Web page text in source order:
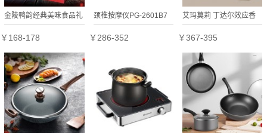
金陵鸭韵经典美味食品礼
盒
￥168-178
颈椎按摩仪PG-2601B7
颈部按摩器肩颈热敷按摩
￥286-352
艾玛莫莉 丁达尔效应香
薰融蜡灯（配蜡烛）
￥367-395